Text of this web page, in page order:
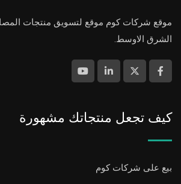
موقع شركات كوم موقع لتسويق منتجات
الشرق الاوسط.
كيف تجعل منتجاتك مشهورة
بيع على شركات كوم